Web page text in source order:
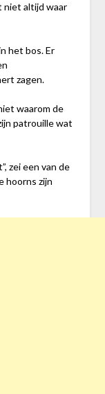
niet altijd waar
het bos. Er
zagen.
waarom de
patrouille wat
zei een van de
hoorns zijn